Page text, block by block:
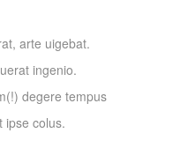
arte uigebat.
ingenio.
degere tempus
colus.